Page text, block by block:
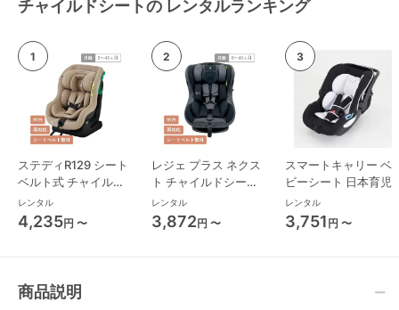
チャイルドシートの レンタルランキング
ステディR129 シート
ベルト式 チャイルド
シート ジョイー(joie)
レンタル
4,235円 〜
レジェ プラス ネクス
ト チャイルドシート
西松屋
レンタル
3,872円 〜
スマートキャリー ベ
ビーシート 日本育児
レンタル
3,751 円 〜
商品説明